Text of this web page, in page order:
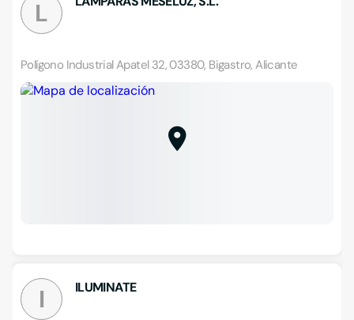
L
Polígono Industrial Apatel 32, 03380, Bigastro, Alicante
I ILUMINATE